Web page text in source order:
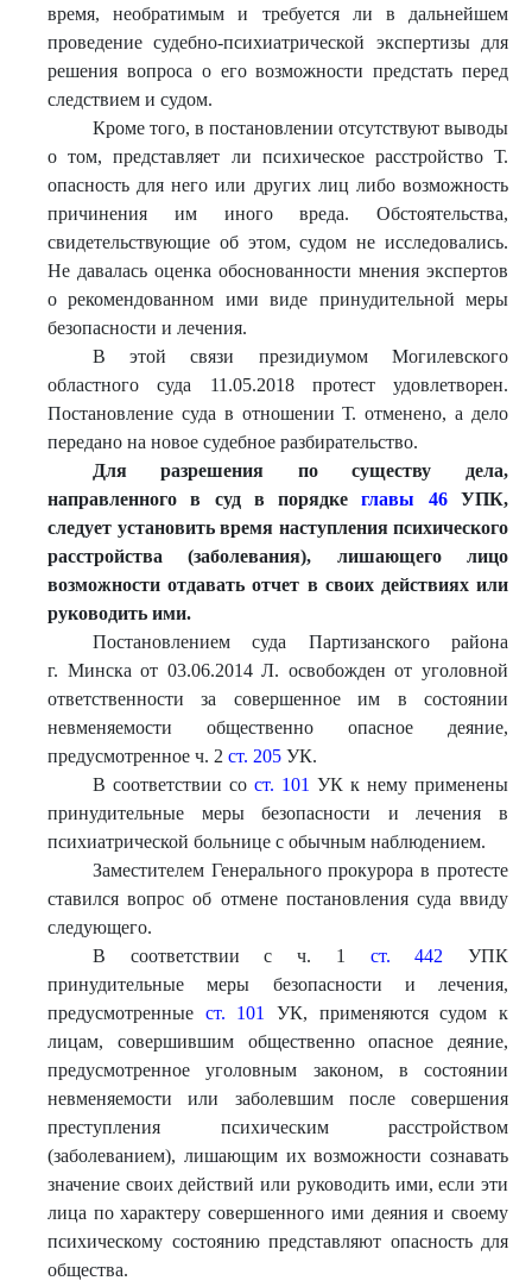
время, необратимым и требуется ли в дальнейшем
проведение судебно-психиатрической экспертизы для
решения вопроса о его возможности предстать перед
следствием и судом.
Кроме того, в постановлении отсутствуют выводы
о том, представляет ли психическое расстройство Т.
опасность для него или других лиц либо возможность
причинения им иного вреда. Обстоятельства,
свидетельствующие об этом, судом не исследовались.
Не давалась оценка обоснованности мнения экспертов
о рекомендованном ими виде принудительной меры
безопасности и лечения.
В этой связи президиумом Могилевского
областного суда 11.05.2018 протест удовлетворен.
Постановление суда в отношении Т. отменено, а дело
передано на новое судебное разбирательство.
Для разрешения по существу дела,
направленного в суд в порядке
главы 46
УПК,
следует установить время наступления психического
расстройства (заболевания), лишающего лицо
возможности отдавать отчет в своих действиях или
руководить ими.
Постановлением суда Партизанского района
г. Минска от 03.06.2014 Л. освобожден от уголовной
ответственности за совершенное им в состоянии
невменяемости общественно опасное деяние,
предусмотренное ч. 2 ст. 205 УК.
В соответствии со ст. 101 УК к нему применены
принудительные меры безопасности и лечения в
психиатрической больнице с обычным наблюдением.
Заместителем Генерального прокурора в протесте
ставился вопрос об отмене постановления суда ввиду
следующего.
В соответствии с ч. 1 ст. 442 УПК
принудительные меры безопасности и лечения,
предусмотренные ст. 101
УК, применяются судом к
лицам, совершившим общественно опасное деяние,
предусмотренное уголовным законом, в состоянии
невменяемости или заболевшим после совершения
преступления психическим расстройством
(заболеванием), лишающим их возможности сознавать
значение своих действий или руководить ими, если эти
лица по характеру совершенного ими деяния и своему
психическому состоянию представляют опасность для
общества.